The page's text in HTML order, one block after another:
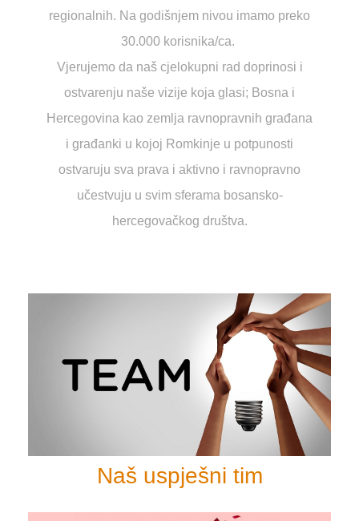
regionalnih. Na godišnjem nivou imamo preko
30.000 korisnika/ca.
Vjerujemo da naš cjelokupni rad doprinosi i
ostvarenju naše vizije koja glasi; Bosna i
Hercegovina kao zemlja ravnopravnih građana
i građanki u kojoj Romkinje u potpunosti
ostvaruju sva prava i aktivno i ravnopravno
učestvuju u svim sferama bosansko-
hercegovačkog društva.
Naš uspješni tim